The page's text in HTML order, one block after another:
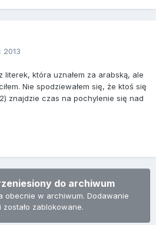
2013
literek, która uznałem za arabską, ale
Nie spodziewałem się, że ktoś się
znajdzie czas na pochylenie się nad
do archiwum
obecnie w archiwum. Dodawanie
zablokowane.